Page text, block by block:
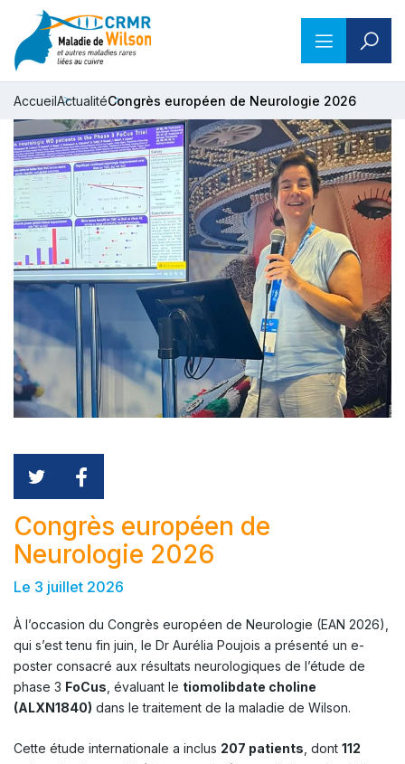
AccueilActualitéCongrès européen de Neurologie 2026
Congrès européen de
Neurologie 2026
Le 3 juillet 2026
À l’occasion du Congrès européen de Neurologie (EAN 2026),
qui s’est tenu fin juin, le Dr Aurélia Poujois a présenté un e-
poster consacré aux résultats neurologiques de l’étude de
phase 3 FoCus , évaluant le tiomolibdate choline
(ALXN1840) dans le traitement de la maladie de Wilson.
Cette étude internationale a inclus 207 patients , dont 112